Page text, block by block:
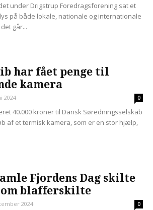
under Drigstrup Foredragsforening sat et
på både lokale, nationale og internationale
går...
har fået penge til
kamera
2024 0
40.000 kroner til Dansk Søredningsselskab
af et termisk kamera, som er en stor hjælp,
Fjordens Dag skilte
blafferskilte
2024 0